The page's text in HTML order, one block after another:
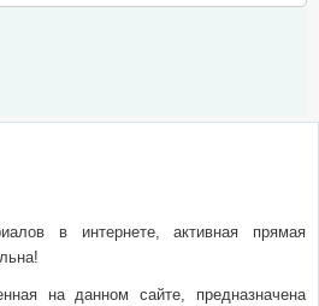
в интернете, активная прямая
на данном сайте, предназначена